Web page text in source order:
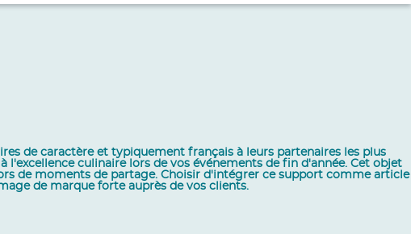
de caractère et typiquement français à leurs partenaires les plus
culinaire lors de vos événements de fin d'année. Cet objet
de moments de partage. Choisir d'intégrer ce support comme article
de marque forte auprès de vos clients.